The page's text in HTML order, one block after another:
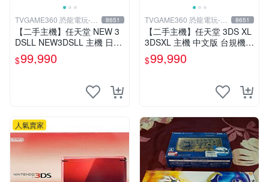
TVGAME360 恐龍電玩-台
中店
8651
【二手主機】任天堂 NEW 3
DSLL NEW3DSLL 主機 日本
機 日文版 金屬藍 附贈充電器
裸裝【台中恐龍電玩】
$99,990
TVGAME360 恐龍電玩-台
中店
8651
【二手主機】任天堂 3DS XL
3DSXL 主機 中文版 台規機
藍色 附充電器 裸裝【台中恐
龍電玩】
$99,990
人氣賣家